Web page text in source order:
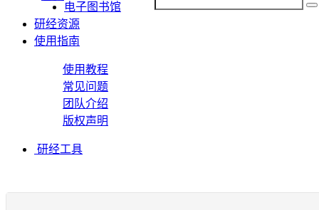
电子图书馆
研经资源
使用指南
使用教程
常见问题
团队介绍
版权声明
研经工具